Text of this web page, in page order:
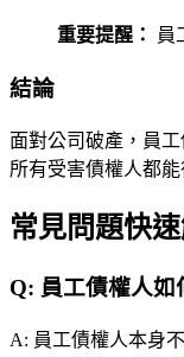
重要提醒： 員
結論
面對公司破產，員
所有受害債權人都
常見問題快
Q: 員工債權人如
A: 員工債權人本身